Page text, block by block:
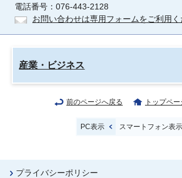
電話番号：076-443-2128
お問い合わせは専用フォームをご利用く
産業・ビジネス
前のページへ戻る トップペ
PC表示 スマートフォン表示
プライバシーポリシー